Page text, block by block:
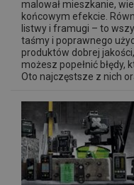
malował mieszkanie,
końcowym efekcie.
listwy i framugi – to
taśmy i poprawnego
produktów dobrej
możesz popełnić
Oto najczęstsze z nich